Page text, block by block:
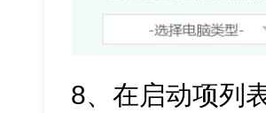
8、在启动项列